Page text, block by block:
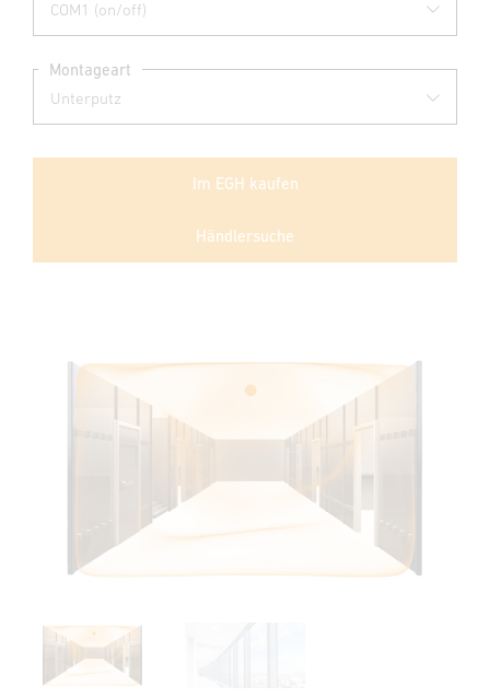
Montageart
Im EGH kaufen
Händlersuche